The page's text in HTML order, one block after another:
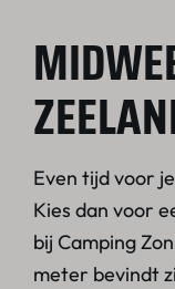
Even tijd voor
Kies dan voor
bij Camping
meter bevindt